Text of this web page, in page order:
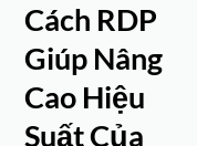
Cách RDP
Giúp Nâng
Cao Hiệu
Suất Của